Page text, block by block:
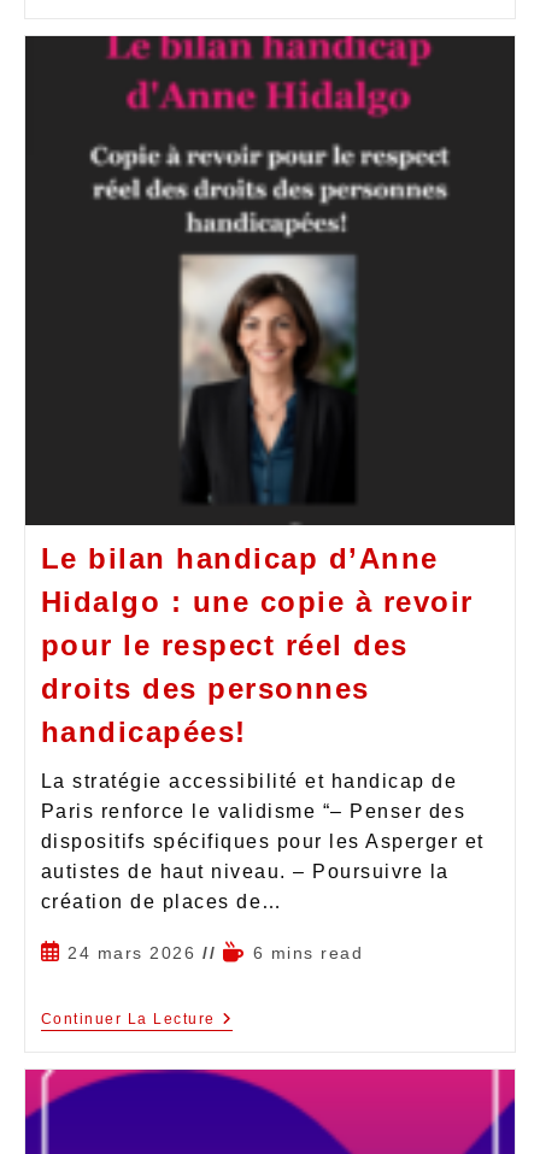
Le bilan handicap d’Anne
Hidalgo : une copie à revoir
pour le respect réel des
droits des personnes
handicapées!
La stratégie accessibilité et handicap de
Paris renforce le validisme “– Penser des
dispositifs spécifiques pour les Asperger et
autistes de haut niveau. – Poursuivre la
création de places de…
24 mars 2026 6 mins read
Continuer La Lecture